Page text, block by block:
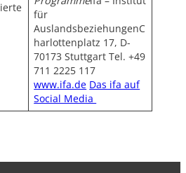
für
AuslandsbeziehungenC
harlottenplatz 17, D-
70173 Stuttgart Tel. +49
711 2225 117
www.ifa.de Das ifa auf
Social Media